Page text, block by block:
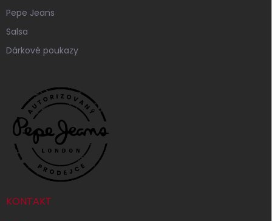
Pepe Jeans
Salsa
Dárkové poukazy
KONTAKT